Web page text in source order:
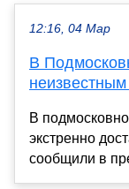
12:16, 04 Мар
В
В
экстренно
сообщили в